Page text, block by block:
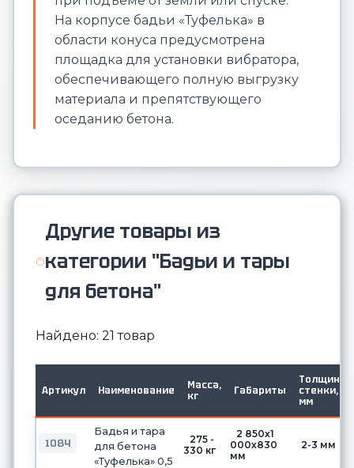
На корпусе бадьи «Туфелька» в
области конуса предусмотрена
площадка для установки вибратора,
обеспечивающего полную выгрузку
материала и препятствующего
оседанию бетона.
Другие товары из
категории "Бадьи и тары
для бетона"
Найдено: 21 товар
Артикул Наименование
Масса,
кг
Габариты
Толщина
стенки,
мм
1084
Бадья и тара
для бетона
«Туфелька» 0,5
275 -
330 кг
2 850х1
000х830
мм
2-3 мм